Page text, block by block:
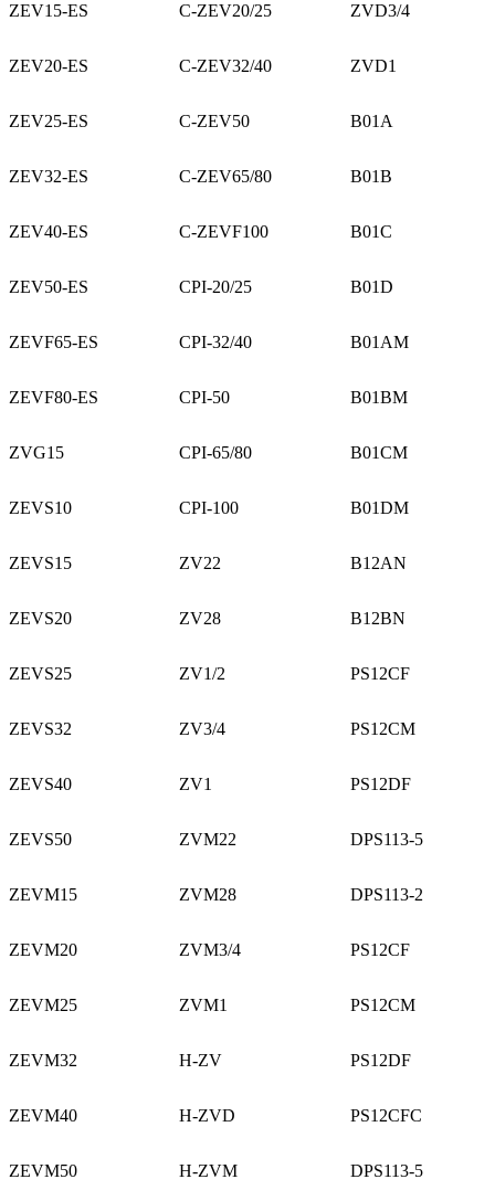
ZEV15-ES C-ZEV20/25 ZVD3/4
ZEV20-ES C-ZEV32/40 ZVD1
ZEV25-ES C-ZEV50 B01A
ZEV32-ES C-ZEV65/80 B01B
ZEV40-ES C-ZEVF100 B01C
ZEV50-ES CPI-20/25 B01D
ZEVF65-ES CPI-32/40 B01AM
ZEVF80-ES CPI-50 B01BM
ZVG15 CPI-65/80 B01CM
ZEVS10 CPI-100 B01DM
ZEVS15 ZV22 B12AN
ZEVS20 ZV28 B12BN
ZEVS25 ZV1/2 PS12CF
ZEVS32 ZV3/4 PS12CM
ZEVS40 ZV1 PS12DF
ZEVS50 ZVM22 DPS113-5
ZEVM15 ZVM28 DPS113-2
ZEVM20 ZVM3/4 PS12CF
ZEVM25 ZVM1 PS12CM
ZEVM32 H-ZV PS12DF
ZEVM40 H-ZVD PS12CFC
ZEVM50 H-ZVM DPS113-5